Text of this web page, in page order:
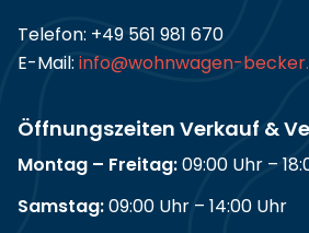
Telefon: +49 561 981 670
E-Mail: info@wohnwagen-
Öffnungszeiten Verkauf &
Montag – Freitag:09:00 Uhr –
Samstag:09:00 Uhr – 14:00 Uhr